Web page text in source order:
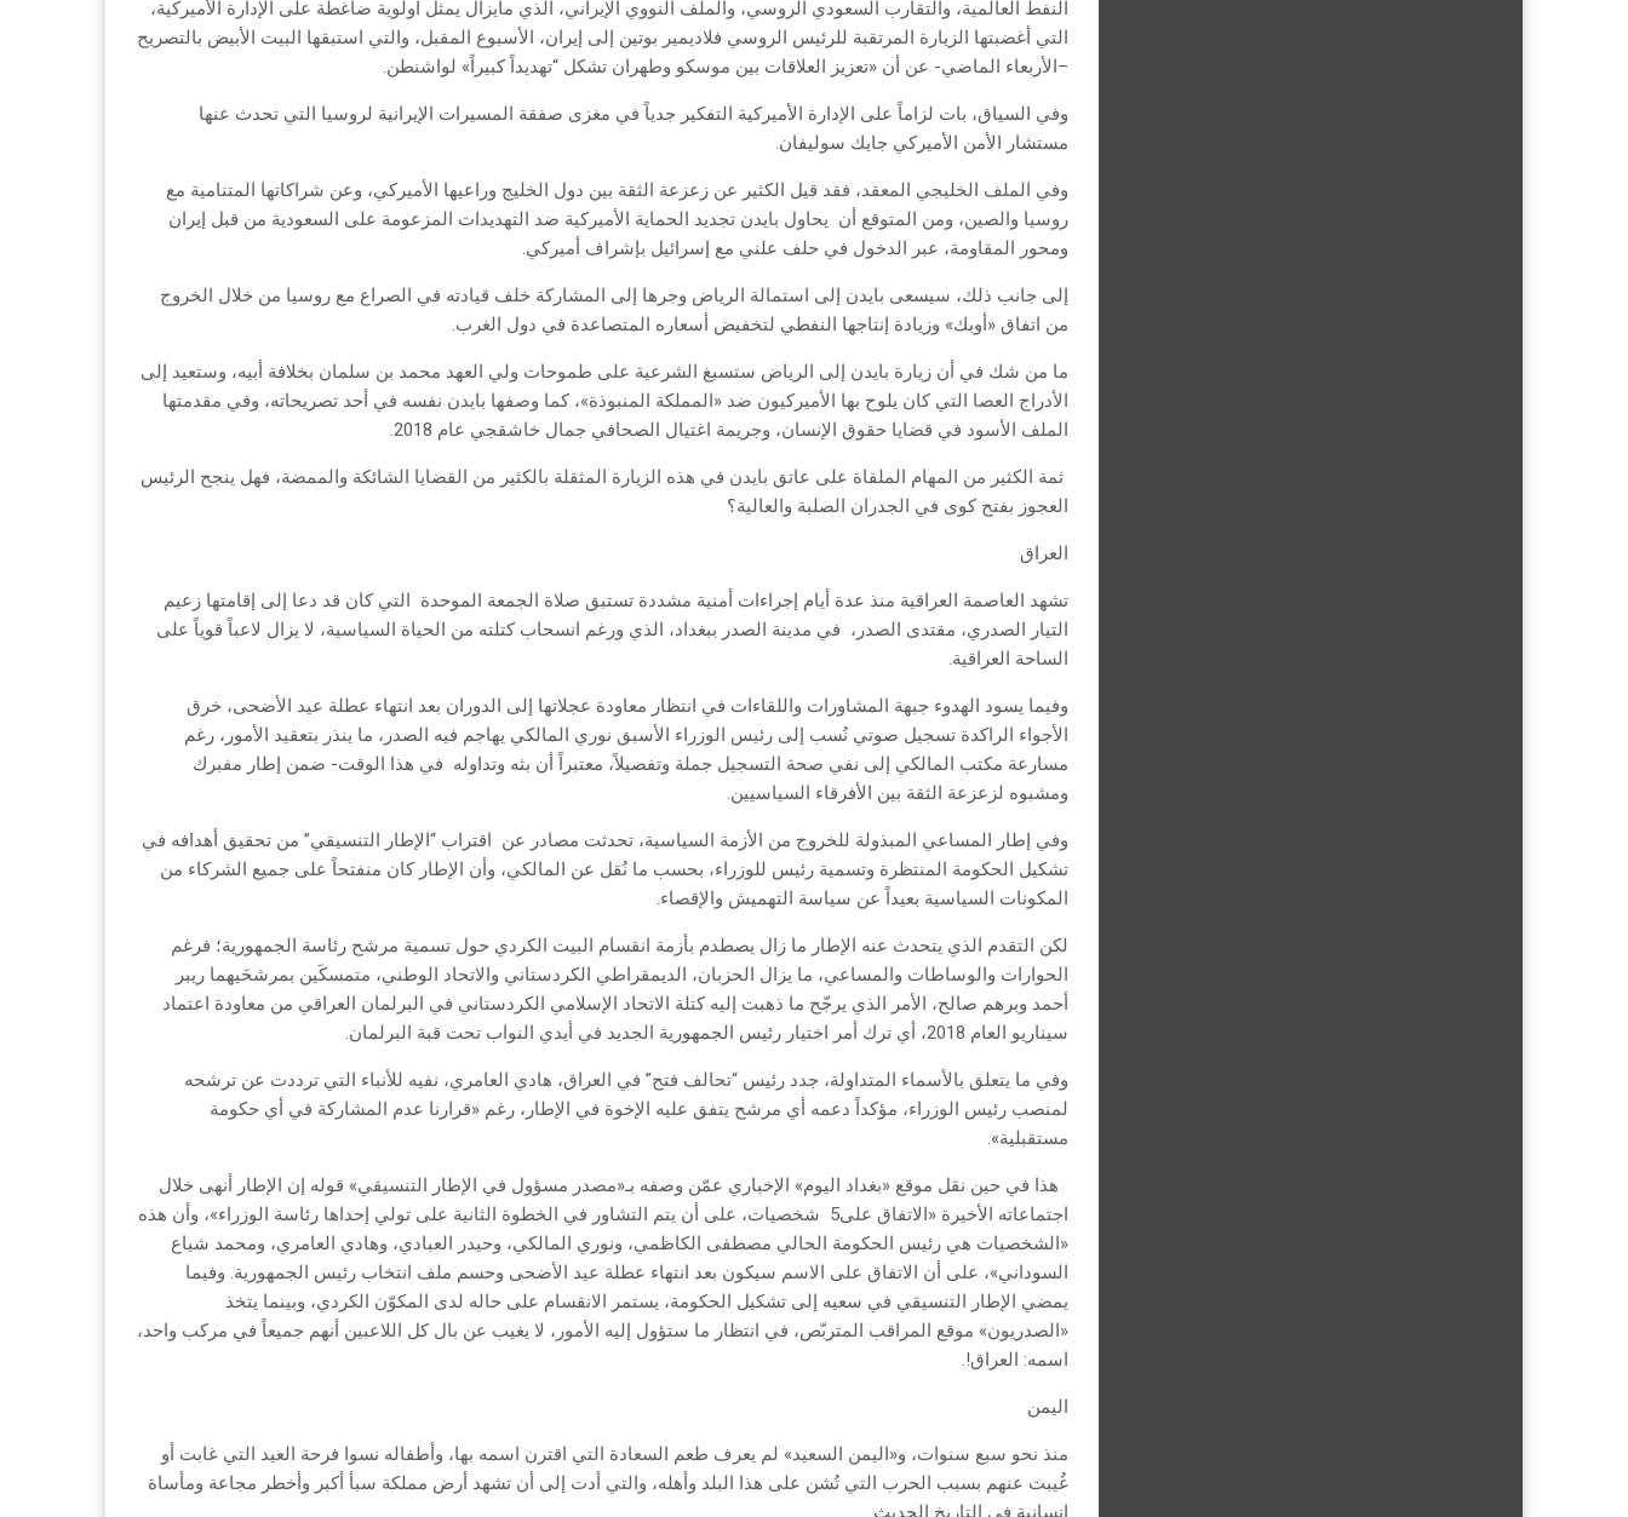
النفط العالمية، والتقارب السعودي الروسي، والملف النووي الإيراني، الذي مايزال يمثل أولوية ضاغطة على الإدارة الأميركية،
التي أغضبتها الزيارة المرتقبة للرئيس الروسي فلاديمير بوتين إلى إيران، الأسبوع المقبل، والتي استبقها البيت الأبيض بالتصريح
–الأربعاء الماضي- عن أن «تعزيز العلاقات بين موسكو وطهران تشكل “تهديداً كبيراً» لواشنطن.
وفي السياق، بات لزاماً على الإدارة الأميركية التفكير جدياً في مغزى صفقة المسيرات الإيرانية لروسيا التي تحدث عنها
مستشار الأمن الأميركي جايك سوليفان.
وفي الملف الخليجي المعقد، فقد قيل الكثير عن زعزعة الثقة بين دول الخليج وراعيها الأميركي، وعن شراكاتها المتنامية مع
روسيا والصين، ومن المتوقع أن يحاول بايدن تجديد الحماية الأميركية ضد التهديدات المزعومة على السعودية من قبل إيران
ومحور المقاومة، عبر الدخول في حلف علني مع إسرائيل بإشراف أميركي.
إلى جانب ذلك، سيسعى بايدن إلى استمالة الرياض وجرها إلى المشاركة خلف قيادته في الصراع مع روسيا من خلال الخروج
من اتفاق «أوبك» وزيادة إنتاجها النفطي لتخفيض أسعاره المتصاعدة في دول الغرب.
ما من شك في أن زيارة بايدن إلى الرياض ستسبغ الشرعية على طموحات ولي العهد محمد بن سلمان بخلافة أبيه، وستعيد إلى
الأدراج العصا التي كان يلوح بها الأميركيون ضد «المملكة المنبوذة»، كما وصفها بايدن نفسه في أحد تصريحاته، وفي مقدمتها
الملف الأسود في قضايا حقوق الإنسان، وجريمة اغتيال الصحافي جمال خاشقجي عام 2018.
ثمة الكثير من المهام الملقاة على عاتق بايدن في هذه الزيارة المثقلة بالكثير من القضايا الشائكة والممضة، فهل ينجح الرئيس
العجوز بفتح كوى في الجدران الصلبة والعالية؟
العراق
تشهد العاصمة العراقية منذ عدة أيام إجراءات أمنية مشددة تستبق صلاة الجمعة الموحدة التي كان قد دعا إلى إقامتها زعيم
التيار الصدري، مقتدى الصدر، في مدينة الصدر ببغداد، الذي ورغم انسحاب كتلته من الحياة السياسية، لا يزال لاعباً قوياً علی
الساحة العراقية.
وفيما يسود الهدوء جبهة المشاورات واللقاءات في انتظار معاودة عجلاتها إلى الدوران بعد انتهاء عطلة عيد الأضحى، خرق
الأجواء الراكدة تسجيل صوتي نُسب إلى رئيس الوزراء الأسبق نوري المالكي يهاجم فيه الصدر، ما ينذر بتعقيد الأمور، رغم
مسارعة مكتب المالكي إلى نفي صحة التسجيل جملة وتفصيلاً، معتبراً أن بثه وتداوله في هذا الوقت- ضمن إطار مفبرك
ومشبوه لزعزعة الثقة بين الأفرقاء السياسيين.
وفي إطار المساعي المبذولة للخروج من الأزمة السياسية، تحدثت مصادر عن اقتراب “الإطار التنسيقي” من تحقيق أهدافه في
تشكيل الحكومة المنتظرة وتسمية رئيس للوزراء، بحسب ما نُقل عن المالكي، وأن الإطار كان منفتحاً على جميع الشركاء من
المكونات السياسية بعيداً عن سياسة التهميش والإقصاء.
لكن التقدم الذي يتحدث عنه الإطار ما زال يصطدم بأزمة انقسام البيت الكردي حول تسمية مرشح رئاسة الجمهورية؛ فرغم
الحوارات والوساطات والمساعي، ما يزال الحزبان، الديمقراطي الكردستاني والاتحاد الوطني، متمسكَين بمرشحَيهما ريبر
أحمد وبرهم صالح، الأمر الذي يرجّح ما ذهبت إليه كتلة الاتحاد الإسلامي الكردستاني في البرلمان العراقي من معاودة اعتماد
سيناريو العام 2018، أي ترك أمر اختيار رئيس الجمهورية الجديد في أيدي النواب تحت قبة البرلمان.
وفي ما يتعلق بالأسماء المتداولة، جدد رئيس “تحالف فتح” في العراق، هادي العامري، نفيه للأنباء التي ترددت عن ترشحه
لمنصب رئيس الوزراء، مؤكداً دعمه أي مرشح يتفق عليه الإخوة في الإطار، رغم «قرارنا عدم المشاركة في أي حكومة
مستقبلية».
هذا في حين نقل موقع «بغداد اليوم» الإخباري عمّن وصفه بـ«مصدر مسؤول في الإطار التنسيقي» قوله إن الإطار أنهى خلال
اجتماعاته الأخيرة «الاتفاق على5
شخصيات، على أن يتم التشاور في الخطوة الثانية على تولي إحداها رئاسة الوزراء»، وأن هذه
«الشخصيات هي رئيس الحكومة الحالي مصطفى الكاظمي، ونوري المالكي، وحيدر العبادي، وهادي العامري، ومحمد شياع
السوداني»، على أن الاتفاق على الاسم سيكون بعد انتهاء عطلة عيد الأضحى وحسم ملف انتخاب رئيس الجمهورية. وفيما
يمضي الإطار التنسيقي في سعيه إلى تشكيل الحكومة، يستمر الانقسام على حاله لدى المكوّن الكردي، وبينما يتخذ
«الصدريون» موقع المراقب المتربّص، في انتظار ما ستؤول إليه الأمور، لا يغيب عن بال كل اللاعبين أنهم جميعاً في مركب واحد،
اسمه: العراق!.
اليمن
منذ نحو سبع سنوات، و«اليمن السعيد» لم يعرف طعم السعادة التي اقترن اسمه بها، وأطفاله نسوا فرحة العيد التي غابت أو
غُيبت عنهم بسبب الحرب التي تُشن على هذا البلد وأهله، والتي أدت إلى أن تشهد أرض مملكة سبأ أكبر وأخطر مجاعة ومأساة
إنسانية في التاريخ الحديث.